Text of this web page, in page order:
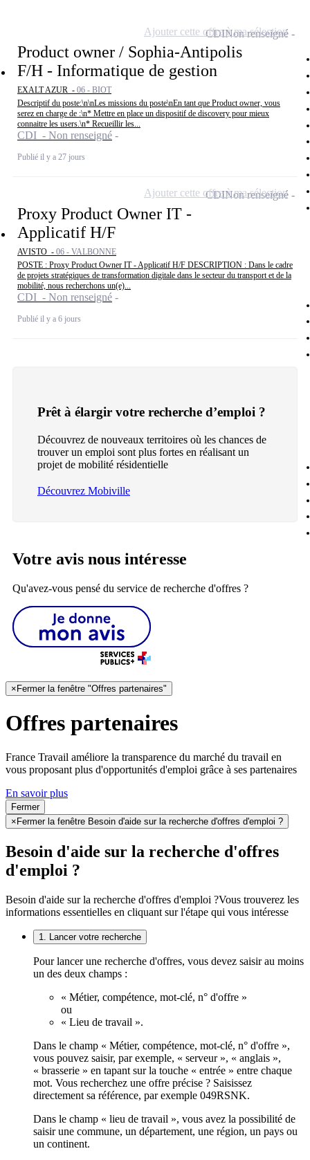
Product owner / Sophia-Antipolis
F/H - Informatique de gestion
EXALT AZUR - 06 - BIOT
Descriptif du poste:\n\nLes missions du poste\nEn tant que Product owner, vous
serez en charge de :\n* Mettre en place un dispositif de discovery pour mieux
connaitre les users.\n* Recueillir les...
CDI - Non renseigné
Publié il y a 27 jours
CDINon renseigné
Ajouter cette offre à ma sélection
Proxy Product Owner IT -
Applicatif H/F
AVISTO - 06 - VALBONNE
POSTE : Proxy Product Owner IT - Applicatif H/F DESCRIPTION : Dans le cadre
de projets stratégiques de transformation digitale dans le secteur du transport et de la
mobilité, nous recherchons un(e)...
CDI - Non renseigné
Publié il y a 6 jours
CDINon renseigné
Ajouter cette offre à ma sélection
Prêt à élargir votre recherche d’emploi ?
Découvrez de nouveaux territoires où les chances de
trouver un emploi sont plus fortes en réalisant un
projet de mobilité résidentielle
Découvrez Mobiville
Votre avis nous intéresse
Qu'avez-vous pensé du service de recherche d'offres ?
× Fermer la fenêtre "Offres partenaires"
Offres partenaires
France Travail améliore la transparence du marché du travail en
vous proposant plus d'opportunités d'emploi grâce à ses partenaires
En savoir plus
Fermer
× Fermer la fenêtre Besoin d'aide sur la recherche d'offres d'emploi ?
Besoin d'aide sur la recherche d'offres
d'emploi ?
Besoin d'aide sur la recherche d'offres d'emploi ?Vous trouverez les
informations essentielles en cliquant sur l'étape qui vous intéresse
1. Lancer votre recherche
Pour lancer une recherche d'offres, vous devez saisir au moins
un des deux champs :
« Métier, compétence, mot-clé, n° d'offre »
ou
« Lieu de travail ».
Dans le champ « Métier, compétence, mot-clé, n° d'offre »,
vous pouvez saisir, par exemple, « serveur », « anglais »,
« brasserie » en tapant sur la touche « entrée » entre chaque
mot. Vous recherchez une offre précise ? Saisissez
directement sa référence, par exemple 049RSNK.
Dans le champ « lieu de travail », vous avez la possibilité de
saisir une commune, un département, une région, un pays ou
un continent.